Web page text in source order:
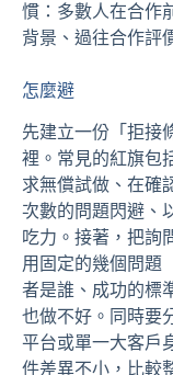
慣：多數人在合作
背景、過往合作評
怎麼避
先建立一份「拒接
裡。常見的紅旗包
求無償試做、在確
次數的問題閃避、
吃力。接著，把詢
用固定的幾個問題
者是誰、成功的標
也做不好。同時要
平台或單一大客戶
件差異不小，比較